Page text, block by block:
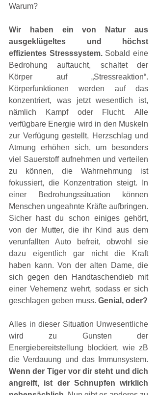
Warum?
Wir haben ein von Natur aus
ausgeklügeltes und höchst
effizientes Stresssystem. Sobald eine
Bedrohung auftaucht, schaltet der
Körper auf „Stressreaktion“.
Körperfunktionen werden auf das
konzentriert, was jetzt wesentlich ist,
nämlich Kampf oder Flucht. Alle
verfügbare Energie wird in den Muskeln
zur Verfügung gestellt, Herzschlag und
Atmung erhöhen sich, um besonders
viel Sauerstoff aufnehmen und verteilen
zu können, die Wahrnehmung ist
fokussiert, die Konzentration steigt. In
einer Bedrohungssituation können
Menschen ungeahnte Kräfte aufbringen.
Sicher hast du schon einiges gehört,
von der Mutter, die ihr Kind aus dem
verunfallten Auto befreit, obwohl sie
dazu eigentlich gar nicht die Kraft
haben kann. Von der alten Dame, die
sich gegen den Handtaschendieb mit
einer Vehemenz wehrt, sodass er sich
geschlagen geben muss. Genial, oder?
Alles in dieser Situation Unwesentliche
wird zu Gunsten der
Energiebereitstellung blockiert, wie zB
Wenn der Tiger vor dir steht und dich
angreift, ist der Schnupfen wirklich